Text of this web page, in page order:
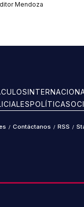
Mendoza
POLÍTICA
/ Contáctanos / RSS /